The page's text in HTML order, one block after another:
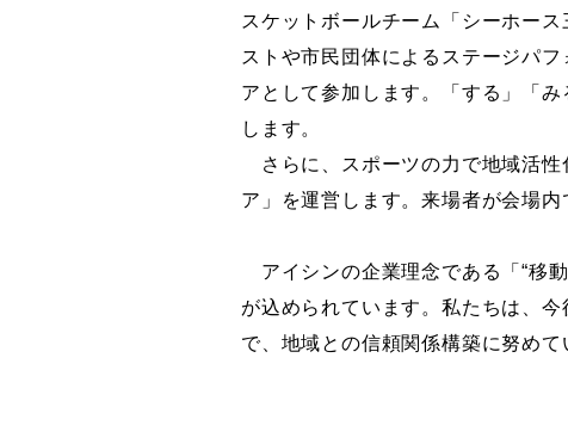
スケットボールチーム「シーホー
ストや市民団体によるステージパ
アとして参加します。「する」「
します。
さらに、スポーツの力で地域活性
ア」を運営します。来場者が会場
アイシンの企業理念である「“移
が込められています。私たちは、
で、地域との信頼関係構築に努めて